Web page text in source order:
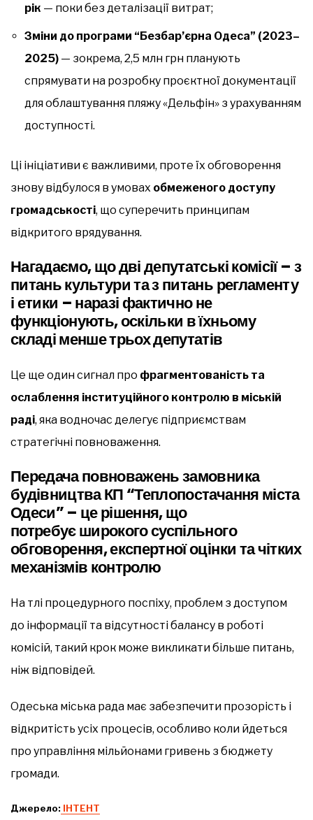
рік — поки без деталізації витрат;
Зміни до програми “Безбар’єрна Одеса” (2023–
2025) — зокрема, 2,5 млн грн планують
спрямувати на розробку проєктної документації
для облаштування пляжу «Дельфін» з урахуванням
доступності.
Ці ініціативи є важливими, проте їх обговорення
знову відбулося в умовах обмеженого доступу
громадськості, що суперечить принципам
відкритого врядування.
Нагадаємо, що дві депутатські комісії – з
питань культури та з питань регламенту
і етики – наразі фактично не
функціонують, оскільки в їхньому
складі менше трьох депутатів
Це ще один сигнал про фрагментованість та
ослаблення інституційного контролю в міській
раді, яка водночас делегує підприємствам
стратегічні повноваження.
Передача повноважень замовника
будівництва КП “Теплопостачання міста
Одеси” – це рішення, що
потребує широкого суспільного
обговорення, експертної оцінки та чітких
механізмів контролю
На тлі процедурного поспіху, проблем з доступом
до інформації та відсутності балансу в роботі
комісій, такий крок може викликати більше питань,
ніж відповідей.
Одеська міська рада має забезпечити прозорість і
відкритість усіх процесів, особливо коли йдеться
про управління мільйонами гривень з бюджету
громади.
Джерело: ІНТЕНТ